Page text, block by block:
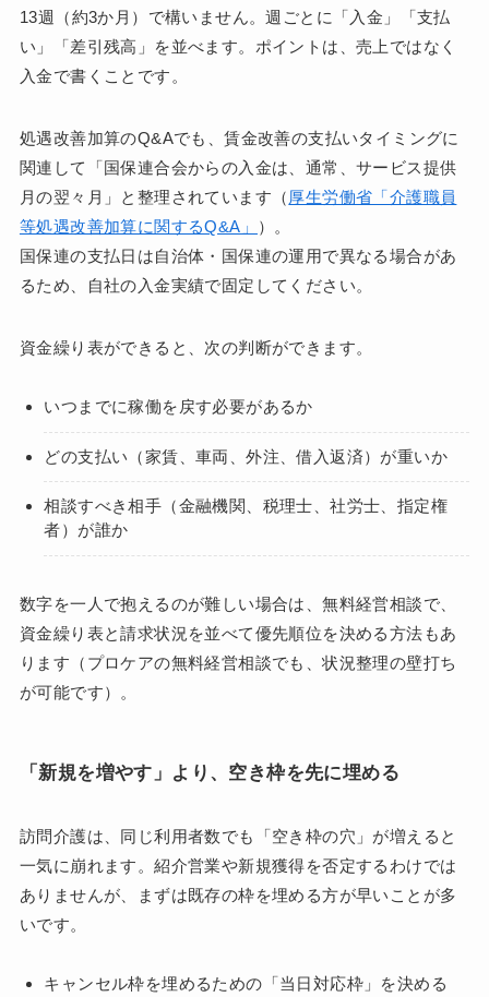
13週（約3か月）で構いません。週ごとに「入金」「支払
い」「差引残高」を並べます。ポイントは、売上ではなく
入金で書くことです。
処遇改善加算のQ&Aでも、賃金改善の支払いタイミングに
関連して「国保連合会からの入金は、通常、サービス提供
月の翌々月」と整理されています（厚生労働省「介護職員
等処遇改善加算に関するQ&A」
）。
国保連の支払日は自治体・国保連の運用で異なる場合があ
るため、自社の入金実績で固定してください。
資金繰り表ができると、次の判断ができます。
いつまでに稼働を戻す必要があるか
どの支払い（家賃、車両、外注、借入返済）が重いか
相談すべき相手（金融機関、税理士、社労士、指定権
者）が誰か
数字を一人で抱えるのが難しい場合は、無料経営相談で、
資金繰り表と請求状況を並べて優先順位を決める方法もあ
ります（プロケアの無料経営相談でも、状況整理の壁打ち
が可能です）。
「新規を増やす」より、空き枠を先に埋める
訪問介護は、同じ利用者数でも「空き枠の穴」が増えると
一気に崩れます。紹介営業や新規獲得を否定するわけでは
ありませんが、まずは既存の枠を埋める方が早いことが多
いです。
キャンセル枠を埋めるための「当日対応枠」を決める